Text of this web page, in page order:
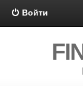
Войти